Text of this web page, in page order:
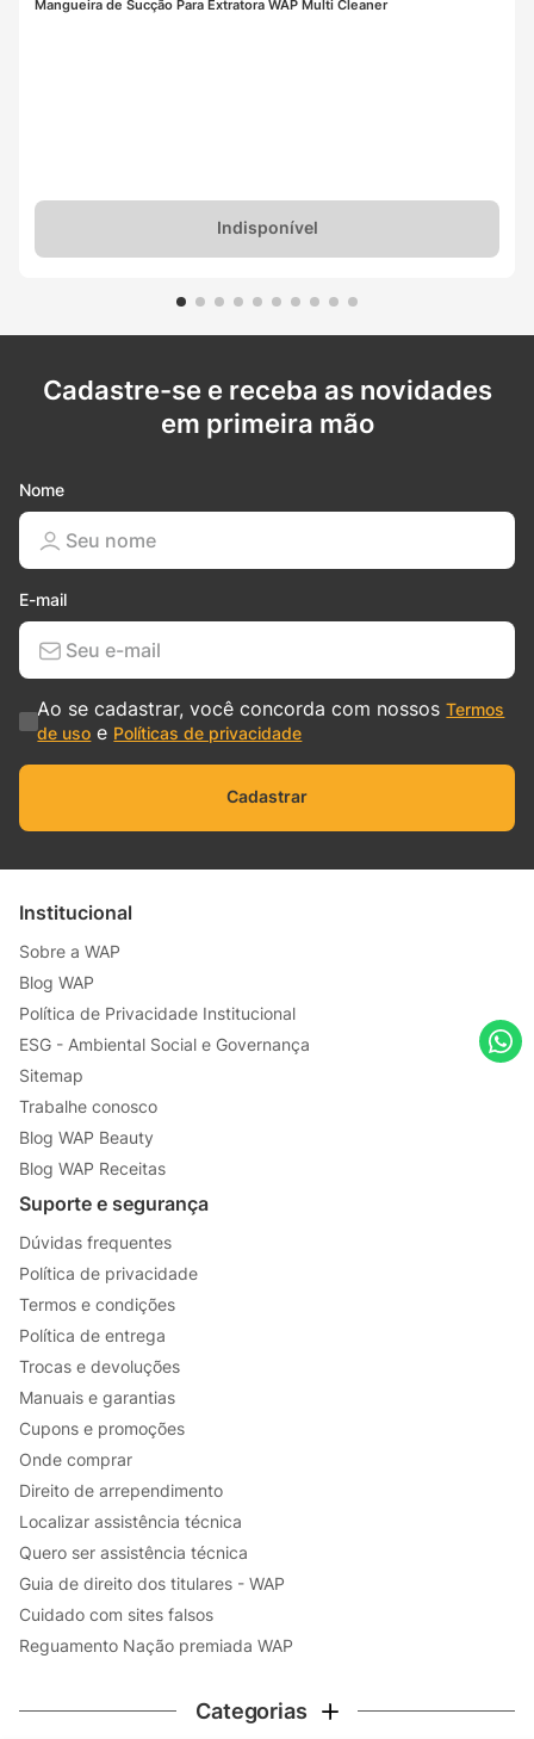
Mangueira de Sucção Para Extratora WAP Multi Cleaner
Indisponível
Cadastre-se e receba as novidades
em primeira mão
Nome
E-mail
Ao se cadastrar, você concorda com nossosTermos
de uso e Políticas de privacidade
Cadastrar
Institucional
Sobre a WAP
Blog WAP
Política de Privacidade Institucional
ESG - Ambiental Social e Governança
Sitemap
Trabalhe conosco
Blog WAP Beauty
Blog WAP Receitas
Suporte e segurança
Dúvidas frequentes
Política de privacidade
Termos e condições
Política de entrega
Trocas e devoluções
Manuais e garantias
Cupons e promoções
Onde comprar
Direito de arrependimento
Localizar assistência técnica
Quero ser assistência técnica
Guia de direito dos titulares - WAP
Cuidado com sites falsos
Reguamento Nação premiada WAP
Categorias